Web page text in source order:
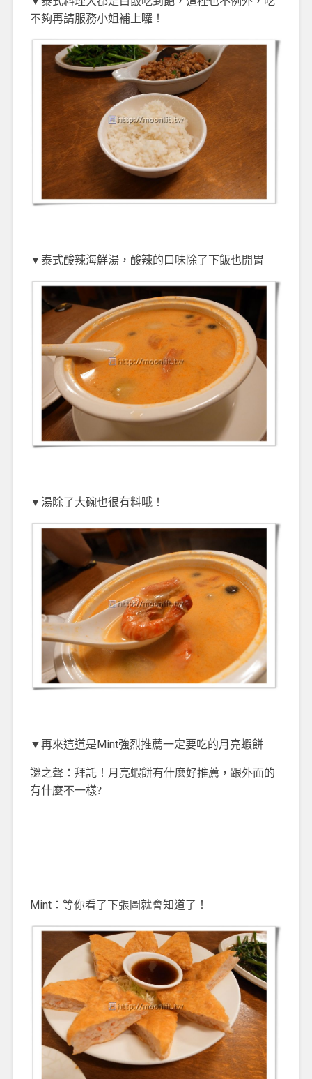
不夠再請服務小姐補上囉！
▼泰式酸辣海鮮湯，酸辣的口味除了下飯也開胃
▼湯除了大碗也很有料哦！
▼再來這道是Mint強烈推薦一定要吃的月亮蝦餅
謎之聲：拜託！月亮蝦餅有什麼好推薦 ，跟外面的
有什麼不一樣?
Mint：等你看了下張圖就會知道了！